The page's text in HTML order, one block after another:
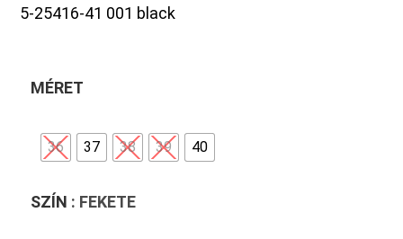
5-25416-41 001 black
MÉRET
36 37 38 39 40
SZÍN : FEKETE